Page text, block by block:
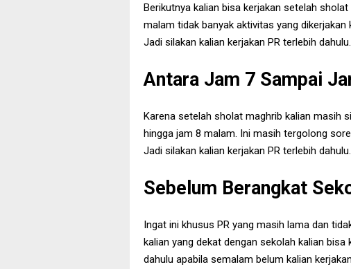
Berikutnya kalian bisa kerjakan setelah
malam tidak banyak aktivitas yang
Jadi silakan kalian kerjakan PR terlebih dahulu.
Antara Jam 7 Sampai
Karena setelah sholat maghrib kalian masih
hingga jam 8 malam. Ini masih tergolong
Jadi silakan kalian kerjakan PR terlebih dahulu.
Sebelum Berangkat
Ingat ini khusus PR yang masih lama dan
kalian yang dekat dengan sekolah kalian
dahulu apabila semalam belum kalian